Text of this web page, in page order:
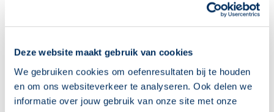
Deze website maakt gebruik van cookies
We gebruiken cookies om oefenresultaten bij te houden
en om ons websiteverkeer te analyseren. Ook delen we
informatie over jouw gebruik van onze site met onze
verbeteren in 2023 hun
basisvaardigheden op Oefenen.nl
Ruim 65.000 (jong) volwassenen
oefenen in 2023 met het verbeteren van